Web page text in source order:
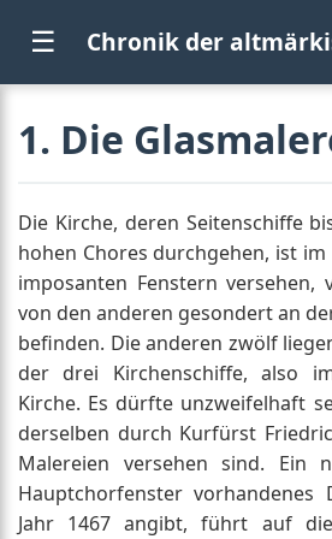
☰ Chronik der
1. Die
Die Kirche, deren Seitenschiffe
hohen Chores durchgehen, ist
imposanten Fenstern versehen,
von den anderen gesondert an
befinden. Die anderen zwölf
der drei Kirchenschiffe, also
Kirche. Es dürfte unzweifelhaft
derselben durch Kurfürst
Malereien versehen sind. Ein
Hauptchorfenster vorhandenes
Jahr 1467 angibt, führt auf